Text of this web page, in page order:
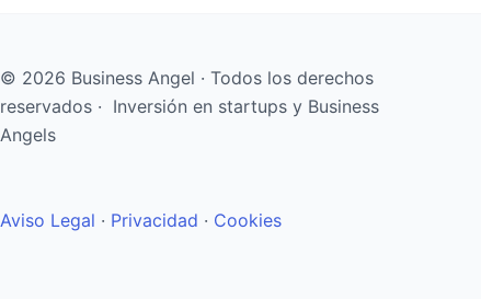
© 2026 Business Angel · Todos los derechos
reservados · Inversión en startups y Business
Angels
Aviso Legal · Privacidad · Cookies